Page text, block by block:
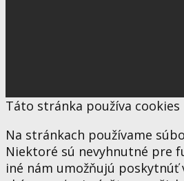
Táto stránka používa cookies
Na stránkach používame
Niektoré sú nevyhnutné pre
iné nám umožňujú poskytnúť